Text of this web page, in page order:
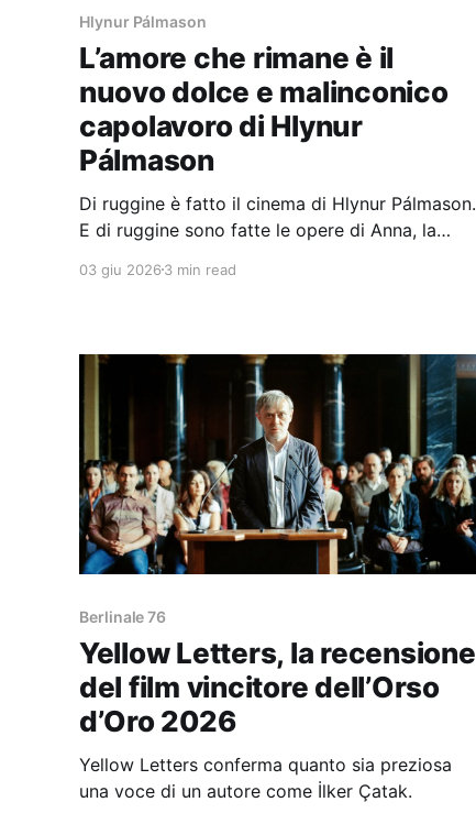
Hlynur Pálmason
L’amore che rimane è il
nuovo dolce e malinconico
capolavoro di Hlynur
Pálmason
Di ruggine è fatto il cinema di Hlynur Pálmason.
E di ruggine sono fatte le opere di Anna, la
rimane.
03 giu 2026 3 min read
Berlinale 76
Yellow Letters, la recensione
del film vincitore dell’Orso
d’Oro 2026
Yellow Letters conferma quanto sia preziosa
una voce di un autore come İlker Çatak.